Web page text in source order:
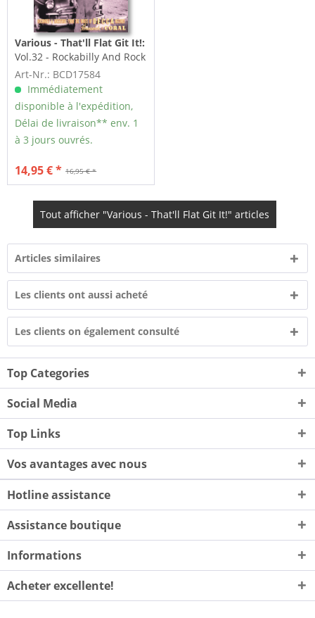
Various - That'll Flat Git It!:
Vol.32 - Rockabilly And Rock
'n' Roll From The...
Art-Nr.: BCD17584
Immédiatement
disponible à l'expédition,
Délai de livraison** env. 1
à 3 jours ouvrés.
16,95 € *
14,95 € *
Tout afficher "Various - That'll Flat Git It!" articles
Articles similaires
Les clients ont aussi acheté
Les clients on également consulté
Top Categories
Social Media
Top Links
Vos avantages avec nous
Hotline assistance
Assistance boutique
Informations
Acheter excellente!